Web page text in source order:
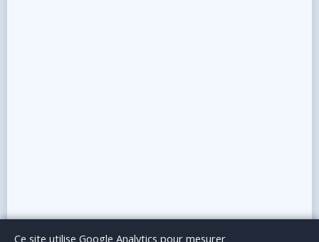
Le BlogPublicité Articles invitésMentions Légales
Ce site utilise Google Analytics pour mesurer